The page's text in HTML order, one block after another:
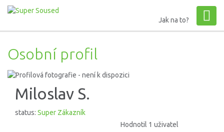
Jak na to?
Osobní profil
Miloslav S.
status: Super Zákazník
Hodnotil 1 uživatel